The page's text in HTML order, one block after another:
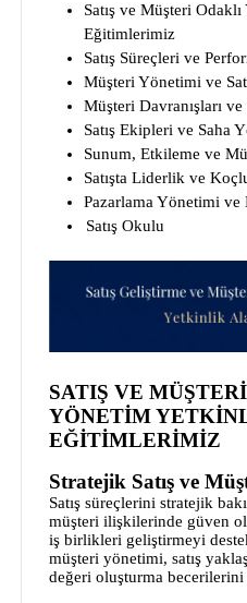
Satış ve Müşteri
Eğitimlerimiz
Satış Süreçleri ve
Müşteri Yönetimi ve
Müşteri Davranışları
Satış Ekipleri ve Saha
Sunum, Etkileme ve
Satışta Liderlik ve
Pazarlama Yönetimi ve
Satış Okulu
SATIŞ VE
YÖNETİM
EĞİTİMLERİMİZ
Stratejik Satış ve
Satış süreçlerini stratejik
müşteri ilişkilerinde güven
iş birlikleri geliştirmeyi
müşteri yönetimi, satış
değeri oluşturma